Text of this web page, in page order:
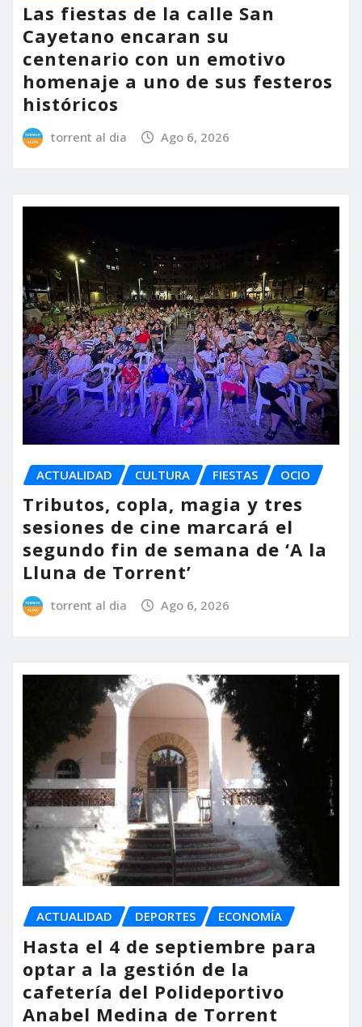
Las fiestas de la calle San
Cayetano encaran su
centenario con un emotivo
homenaje a uno de sus festeros
históricos
torrent al dia Ago 6, 2026
ACTUALIDAD CULTURA FIESTAS OCIO
Tributos, copla, magia y tres
sesiones de cine marcará el
segundo fin de semana de ‘A la
Lluna de Torrent’
torrent al dia Ago 6, 2026
ACTUALIDAD DEPORTES ECONOMÍA
Hasta el 4 de septiembre para
optar a la gestión de la
cafetería del Polideportivo
Anabel Medina de Torrent